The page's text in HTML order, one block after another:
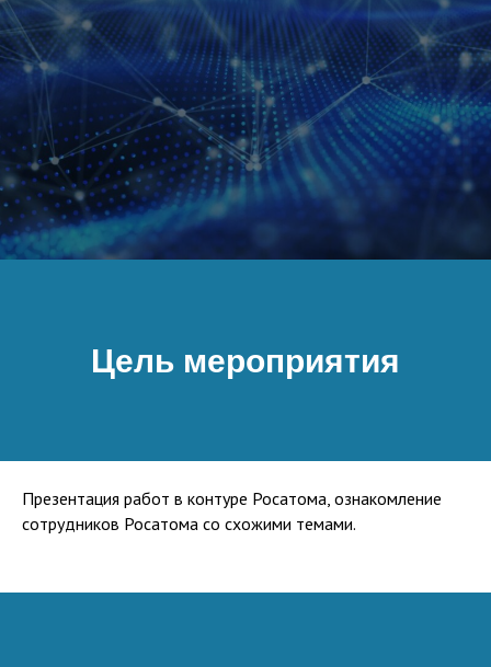
Цель мероприятия
Презентация работ в контуре Росатома, ознакомление
сотрудников Росатома со схожими темами.